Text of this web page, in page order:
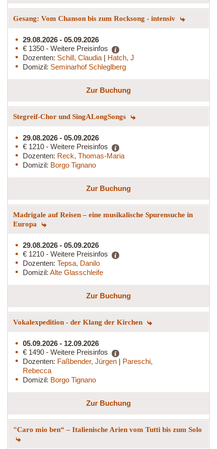
Gesang: Vom Chanson bis zum Rocksong - intensiv
29.08.2026 - 05.09.2026
€ 1350 - Weitere Preisinfos
Dozenten: Schill, Claudia | Hatch, J
Domizil: Seminarhof Schleglberg
Zur Buchung
Stegreif-Chor und SingALongSongs
29.08.2026 - 05.09.2026
€ 1210 - Weitere Preisinfos
Dozenten: Reck, Thomas-Maria
Domizil: Borgo Tignano
Zur Buchung
Madrigale auf Reisen – eine musikalische Spurensuche in
Europa
29.08.2026 - 05.09.2026
€ 1210 - Weitere Preisinfos
Dozenten: Tepsa, Danilo
Domizil: Alte Glasschleife
Zur Buchung
Vokalexpedition - der Klang der Kirchen
05.09.2026 - 12.09.2026
€ 1490 - Weitere Preisinfos
Dozenten: Faßbender, Jürgen | Pareschi,
Rebecca
Domizil: Borgo Tignano
Zur Buchung
"Caro mio ben“ – Italienische Arien vom Tutti bis zum Solo